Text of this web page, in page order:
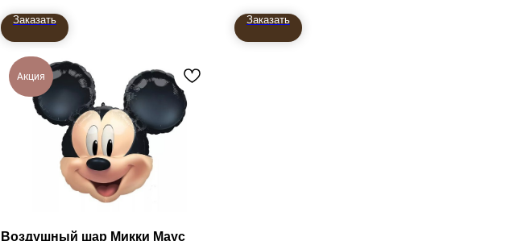
Заказать Заказать
Акция
Воздушный шар Микки Маус